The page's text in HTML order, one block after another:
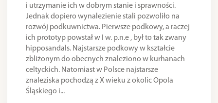
i utrzymanie ich w dobrym stanie i sprawności.
Jednak dopiero wynalezienie stali pozwoliło na
rozwój podkuwnictwa. Pierwsze podkowy, a raczej
ich prototyp powstał w I w. p.n.e , był to tak zwany
hipposandals. Najstarsze podkowy w kształcie
zbliżonym do obecnych znaleziono w kurhanach
celtyckich. Natomiast w Polsce najstarsze
znaleziska pochodzą z X wieku z okolic Opola
Śląskiego i...